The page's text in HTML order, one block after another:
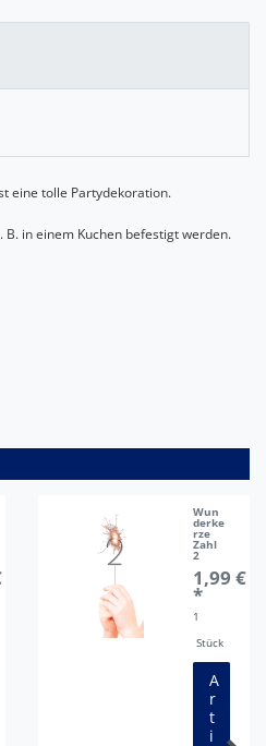
eine tolle Partydekoration.
B. in einem Kuchen befestigt werden.
Wun
derke
rze
Zahl
2
1,99 €
*
1
Stück
A
r
t
i